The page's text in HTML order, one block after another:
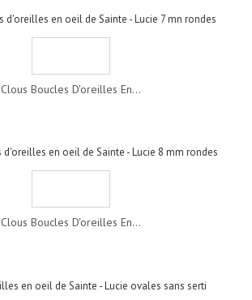
Clous Boucles D'oreilles En...
Clous Boucles D'oreilles En...